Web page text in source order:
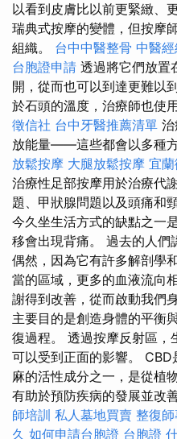
以看到皮膚比以前更緊緻、
瑞典式按摩的變體，但按摩
組織。 台中中醫整骨 中醫
台胞證申請 透過將它們放置
開，從而也可以到達更難以
於石頭的溫度，治療師也使
徵信社 台中牙醫推薦清單
放能量——這些都會以多種
放鬆按摩 大腿放鬆按摩 宜
治療性足部按摩用於治療代
題、甲狀腺問題以及頭痛和
今久坐生活方式的缺點之一
移會出現背痛。 過去的人們
偶然，因為它有許多解剖學
當的區域，更多的血液流向
謝得到改善，從而啟動我們
主要目的是創造身體的平衡
復過程。 透過按摩反射區，
可以受到正面的影響。
麻的活性成分之一，是從植
有助於預防疾病的發展並改
師培訓 私人墓地買賣 整復
久 如何申請台胞證 台胞證